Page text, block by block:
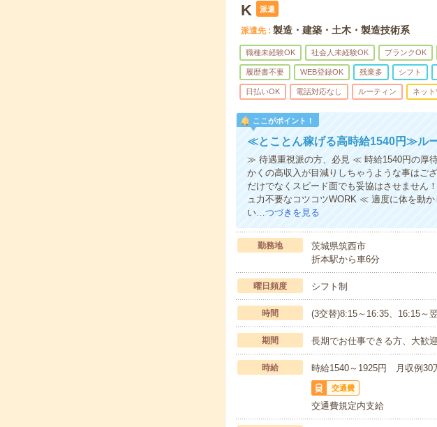
K
派遣
派遣先 製造・建築・土木・製造技術系
職種未経験OK 社会人未経験OK ブランクOK
履歴書不要 WEB登録OK 残業多 シフト
日払いOK 電話対応なし ルーティン ネット
ここがポイント！
≪とことん稼げる高時給1540円≫ル
≫ 待遇重視派の方、必見 ≪ 時給1540円の厚
かくの高収入が目減りしちゃうような事はご
だけでなくスピード面でも妥協はさせません
ュ力不要なコツコツWORK ≪ 適度に体を動
い…つづきを見る
勤務地
茨城県筑西市
折本駅から車6分
曜日頻度 シフト制
時間 (3交替)8:15～16:35、16:15～
期間 長期でお仕事できる方、大歓迎
時給 時給1540～1925円 月収例30
交通費
交通費規定内支給